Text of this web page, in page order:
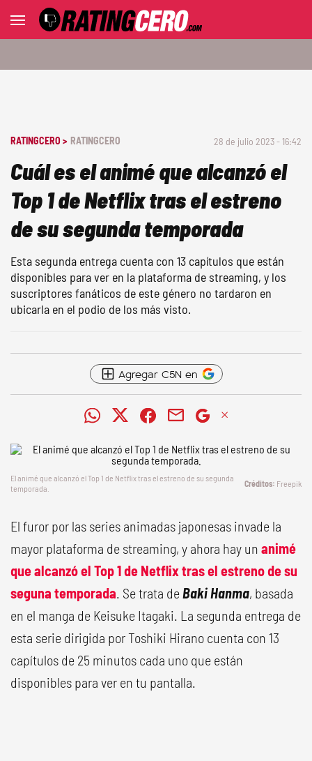
RATINGCERO > RATINGCERO 28 de julio 2023 - 16:42
Cuál es el animé que alcanzó el
Top 1 de Netflix tras el estreno
de su segunda temporada
Esta segunda entrega cuenta con 13 capítulos que están
disponibles para ver en la plataforma de streaming, y los
suscriptores fanáticos de este género no tardaron en
ubicarla en el podio de los más visto.
Agregar C5N en
El animé que alcanzó el Top 1 de Netflix tras el estreno de su segunda
temporada.
Freepik
El furor por las series animadas japonesas invade la
mayor plataforma de streaming, y ahora hay un animé
que alcanzó el Top 1 de Netflix tras el estreno de su
seguna temporada. Se trata deBaki Hanma, basada
en el manga de Keisuke Itagaki. La segunda entrega de
esta serie dirigida por Toshiki Hirano cuenta con 13
capítulos de 25 minutos cada uno que están
disponibles para ver en tu pantalla.